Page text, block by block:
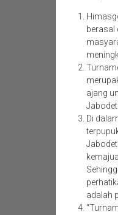
berasal
ajang
Di
adalah